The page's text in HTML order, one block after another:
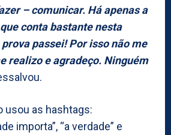
– comunicar. Há apenas a
conta bastante nesta
passei! Por isso não me
realizo e agradeço. Ninguém
usou as hashtags:
importa”, “a verdade” e